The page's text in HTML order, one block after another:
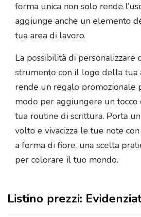
forma unica non solo rende
aggiunge anche un elemento
tua area di lavoro.
La possibilità di personalizzare
strumento con il logo della tua
rende un regalo promozionale
modo per aggiungere un
tua routine di scrittura. Porta
volto e vivacizza le tue note con
a forma di fiore, una scelta
per colorare il tuo mondo.
Listino prezzi: